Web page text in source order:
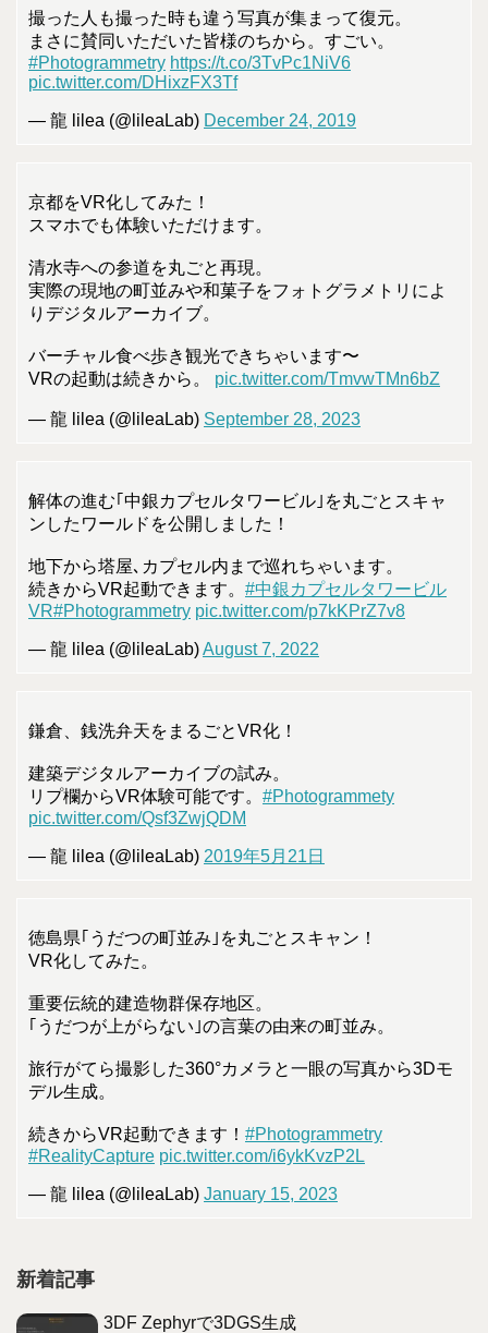
撮った人も撮った時も違う写真が集まって復元。
まさに賛同いただいた皆様のちから。すごい。
#Photogrammetry https://t.co/3TvPc1NiV6
pic.twitter.com/DHixzFX3Tf
— 龍 lilea (@lileaLab) December 24, 2019
京都をVR化してみた！
スマホでも体験いただけます。
清水寺への参道を丸ごと再現。
実際の現地の町並みや和菓子をフォトグラメトリによ
りデジタルアーカイブ。
バーチャル食べ歩き観光できちゃいます〜
VRの起動は続きから。 pic.twitter.com/TmvwTMn6bZ
— 龍 lilea (@lileaLab) September 28, 2023
解体の進む｢中銀カプセルタワービル｣を丸ごとスキャ
ンしたワールドを公開しました！
地下から塔屋､カプセル内まで巡れちゃいます。
続きからVR起動できます。 #中銀カプセルタワービル
VR#Photogrammetry pic.twitter.com/p7kKPrZ7v8
— 龍 lilea (@lileaLab)August 7, 2022
鎌倉、銭洗弁天をまるごとVR化！
建築デジタルアーカイブの試み。
リプ欄からVR体験可能です。 #Photogrammety
pic.twitter.com/Qsf3ZwjQDM
— 龍 lilea (@lileaLab) 2019年5月21日
徳島県｢うだつの町並み｣を丸ごとスキャン！
VR化してみた。
重要伝統的建造物群保存地区。
｢うだつが上がらない｣の言葉の由来の町並み。
旅行がてら撮影した360°カメラと一眼の写真から3Dモ
デル生成。
続きからVR起動できます！ #Photogrammetry
#RealityCapture pic.twitter.com/i6ykKvzP2L
— 龍 lilea (@lileaLab) January 15, 2023
新着記事
3DF Zephyrで3DGS生成